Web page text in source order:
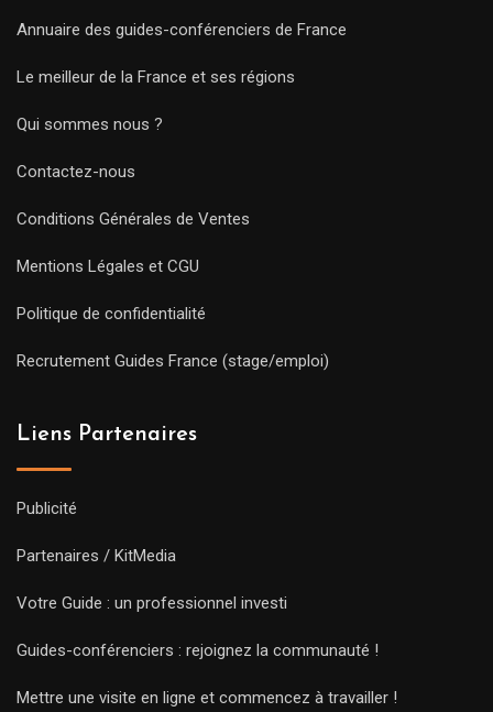
Annuaire des guides-conférenciers de France
Le meilleur de la France et ses régions
Qui sommes nous ?
Contactez-nous
Conditions Générales de Ventes
Mentions Légales et CGU
Politique de confidentialité
Recrutement Guides France (stage/emploi)
Liens Partenaires
Publicité
Partenaires / KitMedia
Votre Guide : un professionnel investi
Guides-conférenciers : rejoignez la communauté !
Mettre une visite en ligne et commencez à travailler !